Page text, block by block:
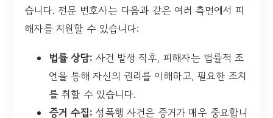
습니다. 전문 변호사는 다음과 같은 여러 측면에서 피
해자를 지원할 수 있습니다:
법률 상담: 사건 발생 직후, 피해자는 법률적 조
언을 통해 자신의 권리를 이해하고, 필요한 조치
를 취할 수 있습니다.
증거 수집: 성폭행 사건은 증거가 매우 중요합니